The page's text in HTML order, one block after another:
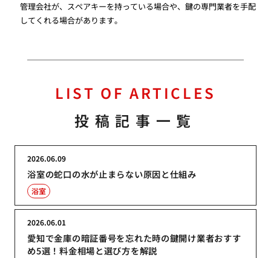
管理会社が、スペアキーを持っている場合や、鍵の専門業者を手配
してくれる場合があります。
LIST OF ARTICLES
投稿記事一覧
浴室の蛇口の水が止まらない原因と仕組み
2026.06.09
浴室
愛知で金庫の暗証番号を忘れた時の鍵開け業者おすす
め5選！料金相場と選び方を解説
2026.06.01